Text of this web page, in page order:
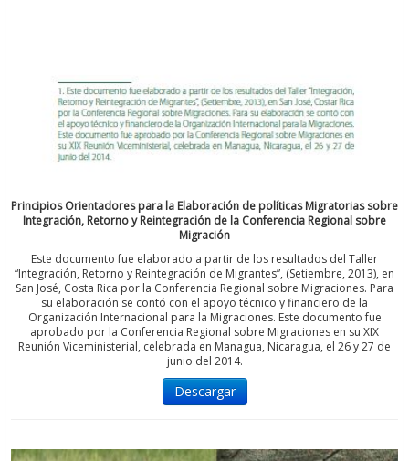
Principios Orientadores para la Elaboración de políticas Migratorias sobre
Integración, Retorno y Reintegración de la Conferencia Regional sobre
Migración
Este documento fue elaborado a partir de los resultados del Taller
“Integración, Retorno y Reintegración de Migrantes”, (Setiembre, 2013), en
San José, Costa Rica por la Conferencia Regional sobre Migraciones. Para
su elaboración se contó con el apoyo técnico y financiero de la
Organización Internacional para la Migraciones. Este documento fue
aprobado por la Conferencia Regional sobre Migraciones en su XIX
Reunión Viceministerial, celebrada en Managua, Nicaragua, el 26 y 27 de
junio del 2014.
Descargar